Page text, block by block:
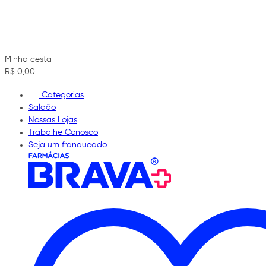
Minha cesta
R$ 0,00
Categorias
Saldão
Nossas Lojas
Trabalhe Conosco
Seja um franqueado